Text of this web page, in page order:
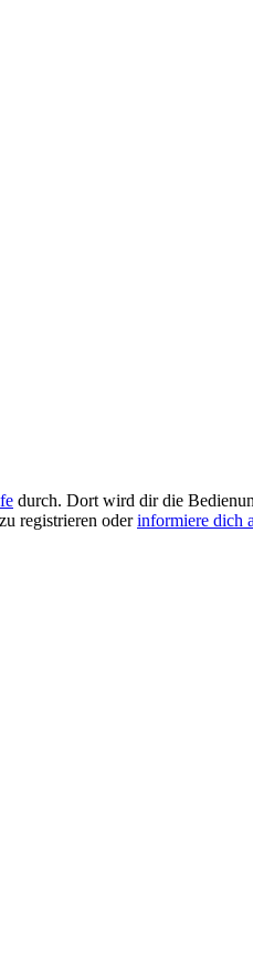
durch. Dort wird dir die
registrieren oderinformiere dich